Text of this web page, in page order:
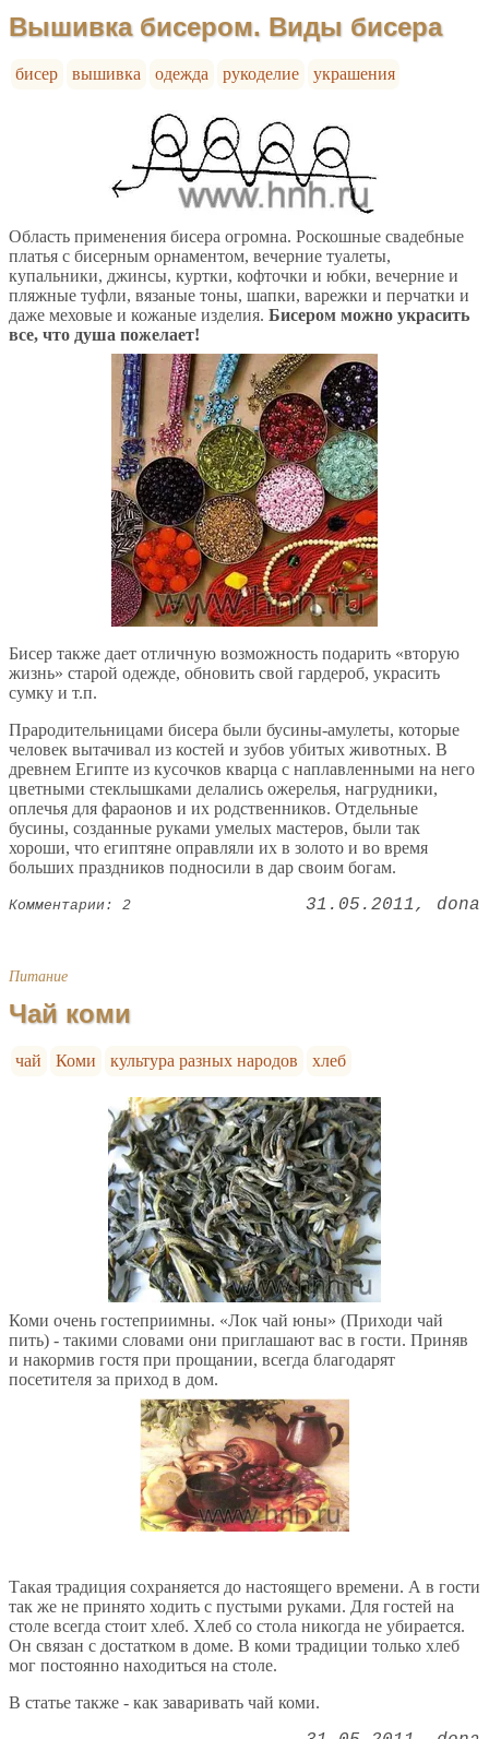
Вышивка бисером. Виды бисера
бисер вышивка одежда рукоделие украшения
Область применения бисера огромна. Роскошные свадебные
платья с бисерным орнаментом, вечерние туалеты,
купальники, джинсы, куртки, кофточки и юбки, вечерние и
пляжные туфли, вязаные тоны, шапки, варежки и перчатки и
даже меховые и кожаные изделия. Бисером можно украсить
все, что душа пожелает!
Бисер также дает отличную возможность подарить «вторую
жизнь» старой одежде, обновить свой гардероб, украсить
сумку и т.п.
Прародительницами бисера были бусины-амулеты, которые
человек вытачивал из костей и зубов убитых животных. В
древнем Египте из кусочков кварца с наплавленными на него
цветными стеклышками делались ожерелья, нагрудники,
оплечья для фараонов и их родственников. Отдельные
бусины, созданные руками умелых мастеров, были так
хороши, что египтяне оправляли их в золото и во время
больших праздников подносили в дар своим богам.
Комментарии: 2 31.05.2011 dona
Питание
Чай коми
чай Коми культура разных народов хлеб
Коми очень гостеприимны. «Лок чай юны» (Приходи чай
пить) - такими словами они приглашают вас в гости. Приняв
и накормив гостя при прощании, всегда благодарят
посетителя за приход в дом.
Такая традиция сохраняется до настоящего времени. А в гости
так же не принято ходить с пустыми руками. Для гостей на
столе всегда стоит хлеб. Хлеб со стола никогда не убирается.
Он связан с достатком в доме. В коми традиции только хлеб
мог постоянно находиться на столе.
В статье также - как заваривать чай коми.